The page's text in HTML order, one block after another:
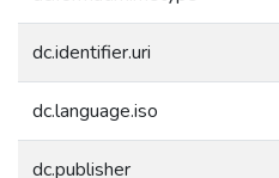
dc.identifier.uri
dc.language.iso
dc.publisher